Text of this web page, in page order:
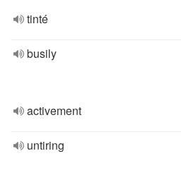
tinté
busily
activement
untiring